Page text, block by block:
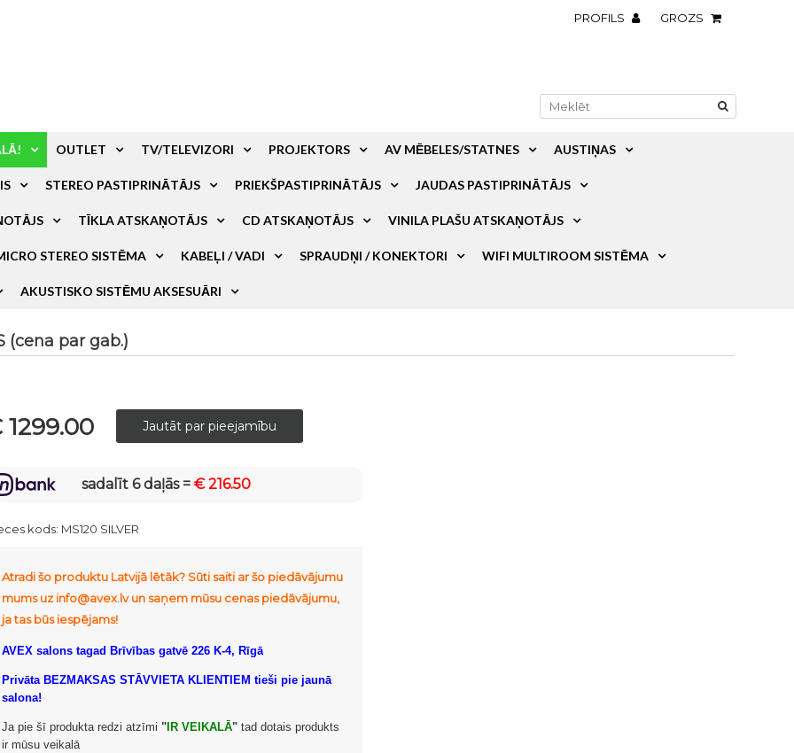
PROFILS GROZS
OUTLET TV/TELEVIZORI PROJEKTORS AV MĒBELES/STATNES AUSTIŅAS
STEREO PASTIPRINĀTĀJS PRIEKŠPASTIPRINĀTĀJS JAUDAS PASTIPRINĀTĀJS
TĪKLA ATSKAŅOTĀJS CD ATSKAŅOTĀJS VINILA PLAŠU ATSKAŅOTĀJS
STEREO SISTĒMA KABEĻI / VADI SPRAUDŅI / KONEKTORI WIFI MULTIROOM SISTĒMA
AKUSTISKO SISTĒMU AKSESUĀRI
(cena par gab.)
sadalīt 6 daļās =€ 216.50
kods: MS120 SILVER
Atradi šo produktu Latvijā lētāk? Sūti saiti ar šo piedāvājumu
mums uz info@avex.lv un saņem mūsu cenas piedāvājumu,
ja tas būs iespējams!
AVEX salons tagad Brīvības gatvē 226 K-4, Rīgā
Privāta BEZMAKSAS STĀVVIETA KLIENTIEM tieši pie jaunā
salona!
Ja pie šī produkta redzi atzīmi " IR VEIKALĀ" tad dotais produkts
ir mūsu veikalā